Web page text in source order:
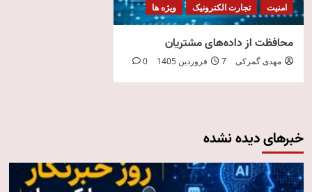
امنیت تجارت الکترونیک ویژه ها
محافظت از داده‌های مشتریان
مهدی گمرکی 7 فروردین 1405 0
خبرهای دیده نشده